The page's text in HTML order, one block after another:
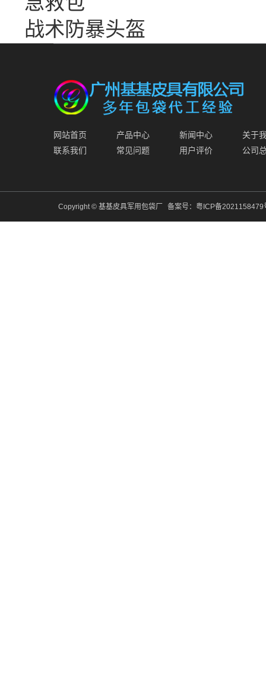
战术防暴头盔
网站首页 产品中心 新闻中心
关于
联系我们
常见问题 用户评价 公司
Copyright © 基基皮具军用包袋厂 备案号： 粤ICP备2021158479